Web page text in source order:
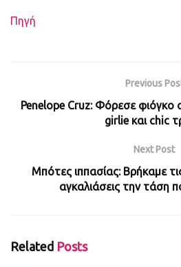
Πηγή
Previous
Penelope Cruz: Φόρεσε φιόγκο
girlie και chic
Next Post
Μπότες ιππασίας: Βρήκαμε
αγκαλιάσεις την τάση
Related Posts